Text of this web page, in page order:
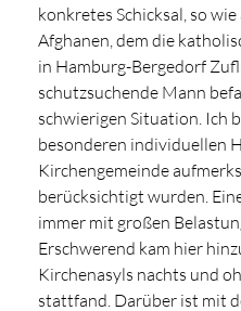
konkretes Schicksal, so
Afghanen, dem die
in Hamburg-Bergedorf
schutzsuchende Mann
schwierigen Situation. Ich
besonderen individuellen
Kirchengemeinde
berücksichtigt wurden.
immer mit großen
Erschwerend kam hier
Kirchenasyls nachts und
stattfand. Darüber ist mit